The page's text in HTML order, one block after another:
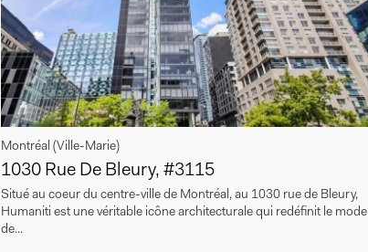
Montréal (Ville-Marie)
1030 Rue De Bleury, #3115
Situé au coeur du centre-ville de Montréal, au 1030 rue de Bleury,
Humaniti est une véritable icône architecturale qui redéfinit le mode
de...